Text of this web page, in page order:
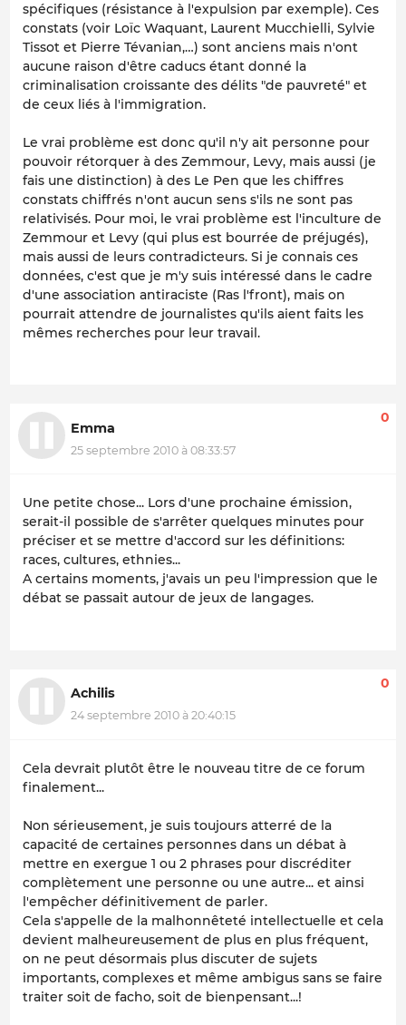
spécifiques (résistance à l'expulsion par exemple). Ces
constats (voir Loïc Waquant, Laurent Mucchielli, Sylvie
Tissot et Pierre Tévanian,…) sont anciens mais n'ont
aucune raison d'être caducs étant donné la
criminalisation croissante des délits "de pauvreté" et
de ceux liés à l'immigration.
Le vrai problème est donc qu'il n'y ait personne pour
pouvoir rétorquer à des Zemmour, Levy, mais aussi (je
fais une distinction) à des Le Pen que les chiffres
constats chiffrés n'ont aucun sens s'ils ne sont pas
relativisés. Pour moi, le vrai problème est l'inculture de
Zemmour et Levy (qui plus est bourrée de préjugés),
mais aussi de leurs contradicteurs. Si je connais ces
données, c'est que je m'y suis intéressé dans le cadre
d'une association antiraciste (Ras l'front), mais on
pourrait attendre de journalistes qu'ils aient faits les
mêmes recherches pour leur travail.
Emma
25 septembre 2010 à 08:33:57
0
Une petite chose... Lors d'une prochaine émission,
serait-il possible de s'arrêter quelques minutes pour
préciser et se mettre d'accord sur les définitions:
races, cultures, ethnies...
A certains moments, j'avais un peu l'impression que le
débat se passait autour de jeux de langages.
Achilis
24 septembre 2010 à 20:40:15
0
Cela devrait plutôt être le nouveau titre de ce forum
finalement...
Non sérieusement, je suis toujours atterré de la
capacité de certaines personnes dans un débat à
mettre en exergue 1 ou 2 phrases pour discréditer
complètement une personne ou une autre... et ainsi
l'empêcher définitivement de parler.
Cela s'appelle de la malhonnêteté intellectuelle et cela
devient malheureusement de plus en plus fréquent,
on ne peut désormais plus discuter de sujets
importants, complexes et même ambigus sans se faire
traiter soit de facho, soit de bienpensant...!